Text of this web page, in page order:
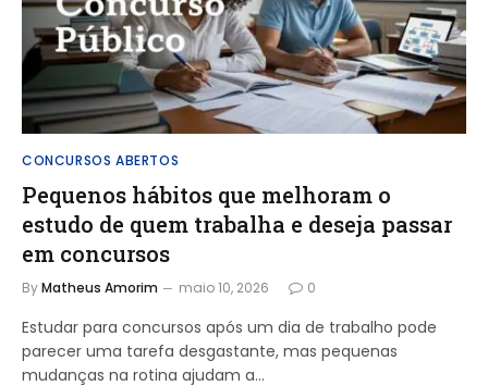
CONCURSOS ABERTOS
Pequenos hábitos que melhoram o
estudo de quem trabalha e deseja passar
em concursos
ByMatheus Amorim maio 10, 2026 0
Estudar para concursos após um dia de trabalho pode
parecer uma tarefa desgastante, mas pequenas
mudanças na rotina ajudam a…